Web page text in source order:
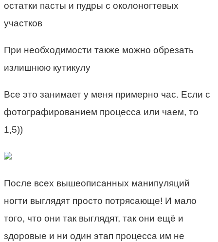
остатки пасты и пудры с околоногтевых
участков
При необходимости также можно обрезать
излишнюю кутикулу
Все это занимает у меня примерно час. Если с
фотографированием процесса или чаем, то
1,5))
После всех вышеописанных манипуляций
ногти выглядят просто потрясающе! И мало
того, что они так выглядят, так они ещё и
здоровые и ни один этап процесса им не